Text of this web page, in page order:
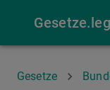
Gesetze